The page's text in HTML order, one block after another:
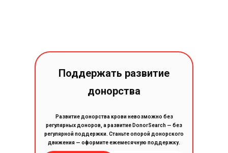
Поддержать развитие
донорства
Развитие донорства крови невозможно без
регулярных доноров, а развитие DonorSearch — без
регулярной поддержки. Станьте опорой донорского
движения — оформите ежемесячную поддержку.